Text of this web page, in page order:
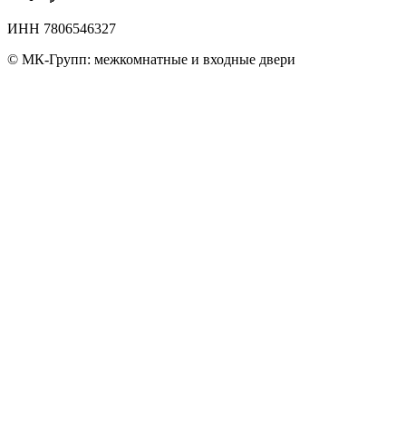
ИНН 7806546327
© МК-Групп: межкомнатные и входные двери